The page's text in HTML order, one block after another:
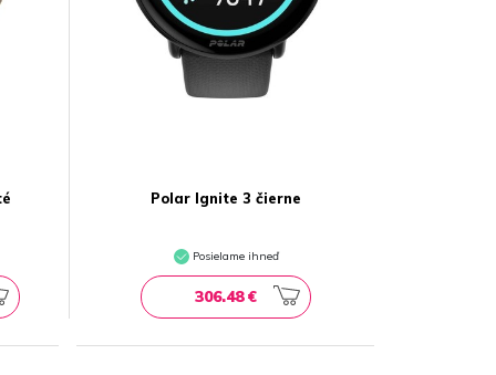
Polar Ignite 3 čierne
Posielame ihneď
306.48 €